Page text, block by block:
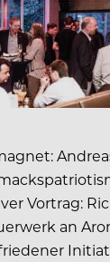
Vortrag:
an